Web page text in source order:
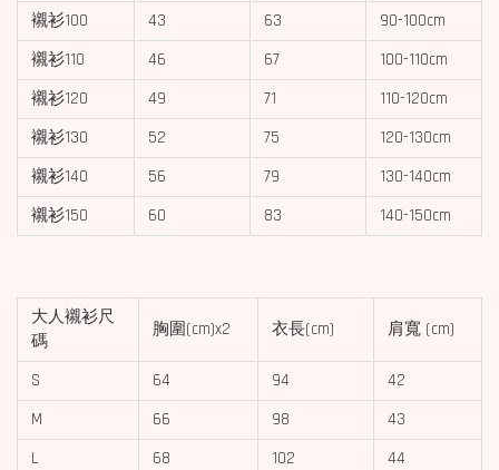
襯衫100
43 63
90-100cm
襯衫110
46 67
100-110cm
襯衫120
49 71
110-120cm
襯衫130
52 75
120-130cm
襯衫140
56 79
130-140cm
襯衫150
60 83 140-150cm
大人襯衫尺
碼
胸圍(cm)x2 衣長(cm) 肩寬 (cm)
S 64 94
42
M
66 98
43
L
68 102
44